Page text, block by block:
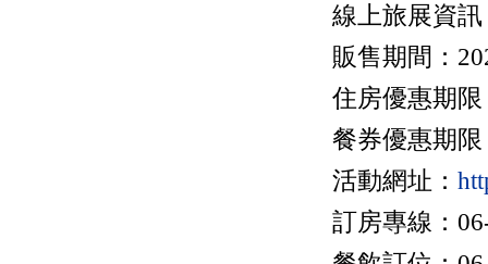
線上旅展資訊
販售期間：
住房優惠期限
餐券優惠期限
活動網址：
訂房專線：